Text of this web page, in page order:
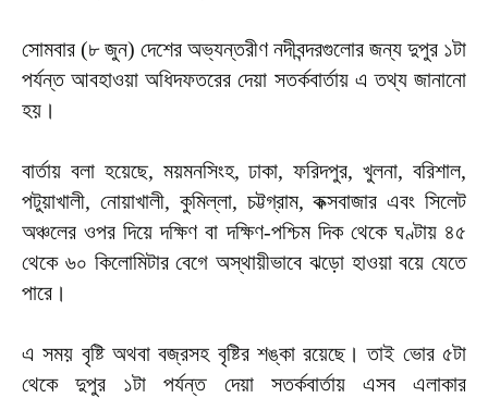
সোমবার (৮ জুন) দেশের অভ্যন্তরীণ নদীবন্দরগুলোর জন্য দুপুর ১টা
পর্যন্ত আবহাওয়া অধিদফতরের দেয়া সতর্কবার্তায় এ তথ্য জানানো
হয়।
বার্তায় বলা হয়েছে, ময়মনসিংহ, ঢাকা, ফরিদপুর, খুলনা, বরিশাল,
পটুয়াখালী, নোয়াখালী, কুমিল্লা, চট্টগ্রাম, কক্সবাজার এবং সিলেট
অঞ্চলের ওপর দিয়ে দক্ষিণ বা দক্ষিণ-পশ্চিম দিক থেকে ঘণ্টায় ৪৫
থেকে ৬০ কিলোমিটার বেগে অস্থায়ীভাবে ঝড়ো হাওয়া বয়ে যেতে
পারে।
এ সময় বৃষ্টি অথবা বজ্রসহ বৃষ্টির শঙ্কা রয়েছে। তাই ভোর ৫টা
থেকে দুপুর ১টা পর্যন্ত দেয়া সতর্কবার্তায় এসব এলাকার